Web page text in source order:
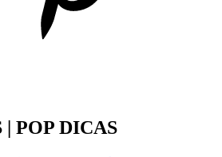
POP DICAS